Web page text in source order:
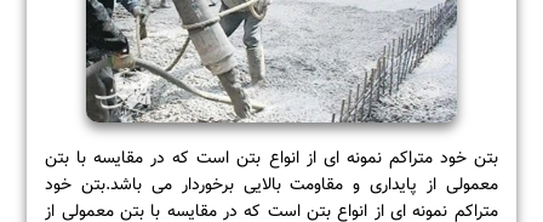
بتن خود متراکم نمونه ای از انواع بتن است که در مقایسه با بتن
معمولی از پایداری و مقاومت بالایی برخوردار می باشد.بتن خود
متراکم نمونه ای از انواع بتن است که در مقایسه با بتن معمولی از